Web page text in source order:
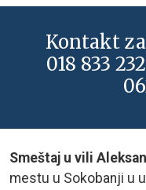
Kontakt
018 833
Smeštaj u vili
mestu u Sokobanji u